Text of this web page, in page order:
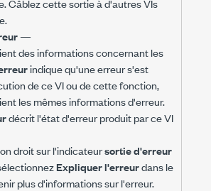
Câblez cette sortie à d'autres VIs
—
des informations concernant les
indique qu'une erreur s'est
de ce VI ou de cette fonction,
les mêmes informations d'erreur.
décrit l'état d'erreur produit par ce VI
droit sur l'indicateursortie d'erreur
Expliquer l'erreurdans le
plus d'informations sur l'erreur.